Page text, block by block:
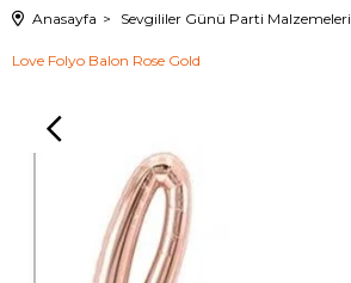
Anasayfa Sevgililer Günü Parti Malzemeleri
Love Folyo Balon Rose Gold